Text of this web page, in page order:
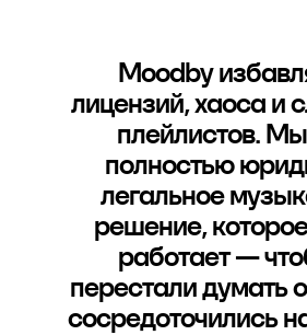
Moodby
лицензий, хаоса и
плейлистов.
полностью
легальное
решение,
работает —
перестали думать
сосредоточились